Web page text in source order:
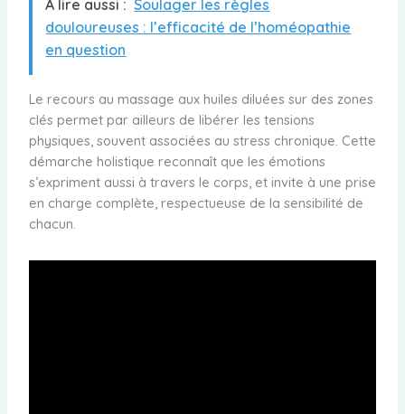
A lire aussi : Soulager les règles
douloureuses : l’efficacité de l’homéopathie
en question
Le recours au massage aux huiles diluées sur des zones
clés permet par ailleurs de libérer les tensions
physiques, souvent associées au stress chronique. Cette
démarche holistique reconnaît que les émotions
s’expriment aussi à travers le corps, et invite à une prise
en charge complète, respectueuse de la sensibilité de
chacun.